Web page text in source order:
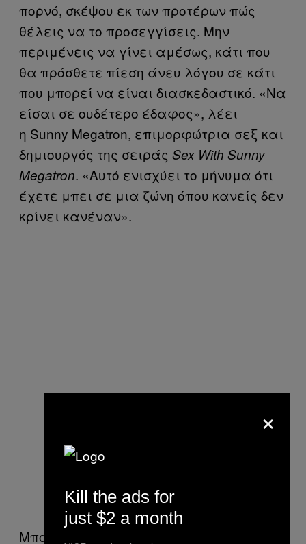
πορνό, σκέψου εκ των προτέρων πώς
θέλεις να το προσεγγίσεις. Μην
περιμένεις να γίνει αμέσως, κάτι που
θα πρόσθετε πίεση άνευ λόγου σε κάτι
που μπορεί να είναι διασκεδαστικό. «Να
είσαι σε ουδέτερο έδαφος», λέει
η Sunny Megatron, επιμορφώτρια σεξ και
δημιουργός της σειράς Sex With Sunny
Megatron. «Αυτό ενισχύει το μήνυμα ότι
έχετε μπει σε μια ζώνη όπου κανείς δεν
κρίνει κανέναν».
Μπορείς να το θίξεις και λίγο πιο απ’
×
Kill the ads for
just $2 a month